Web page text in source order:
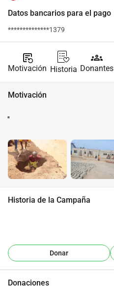
Datos bancarios para el pago
**************1379
source_notes
Motivación Historia
groups
Donantes
Motivación
''
Historia de la Campaña
Donar
Donaciones